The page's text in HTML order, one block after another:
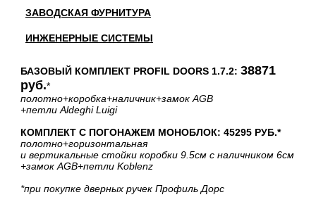
ЗАВОДСКАЯ ФУРНИТУРА
ИНЖЕНЕРНЫЕ СИСТЕМЫ
БАЗОВЫЙ КОМПЛЕКТ PROFIL DOORS 1.7.2: 38871
руб.*
полотно+коробка+наличник+замок AGB
+петли Aldeghi Luigi
КОМПЛЕКТ С ПОГОНАЖЕМ МОНОБЛОК: 45295 РУБ.*
полотно+горизонтальная
и вертикальные стойки коробки 9.5см с наличником 6см
+замок AGB+петли Koblenz
*при покупке дверных ручек Профиль Дорс